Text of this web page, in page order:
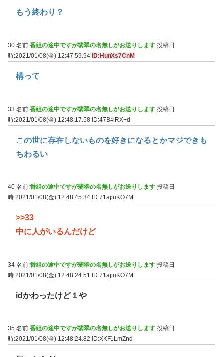
もう終わり？
30 名前:番組の途中ですが翡翠の名無しがお送りします 投稿日
時:2021/01/08(金) 12:47:59.94 ID:HunXs7CnM
構って
33 名前:番組の途中ですが翡翠の名無しがお送りします 投稿日
時:2021/01/08(金) 12:48:17.58 ID:47B4lRX+d
この世に存在しないものを好きになるとかマジできも
ちわるい
40 名前:番組の途中ですが翡翠の名無しがお送りします 投稿日
時:2021/01/08(金) 12:48:45.34 ID:71apuKO7M
>>33
中に人がいるんだけど
34 名前:番組の途中ですが翡翠の名無しがお送りします 投稿日
時:2021/01/08(金) 12:48:24.51 ID:71apuKO7M
idかわったけど１や
35 名前:番組の途中ですが翡翠の名無しがお送りします 投稿日
時:2021/01/08(金) 12:48:24.82
ID:XKF1LmZnd